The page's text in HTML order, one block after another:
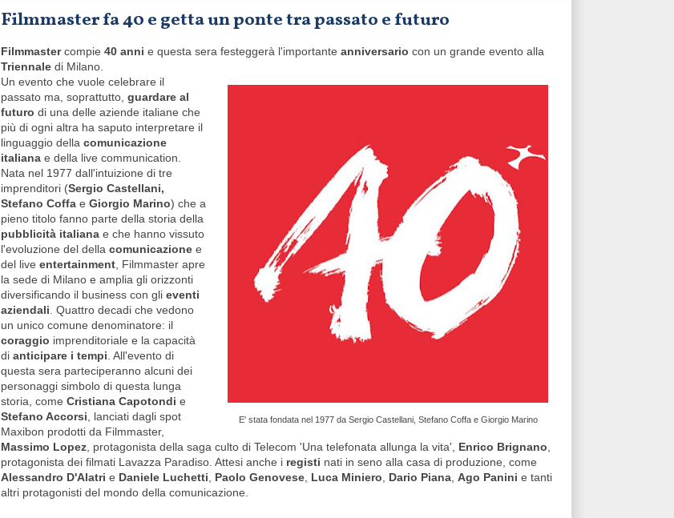
Filmmaster fa 40 e getta un ponte tra passato e futuro
Filmmastercompie 40 anni e questa sera festeggerà l'importante anniversario con un grande evento alla
Triennale di Milano.
E' stata fondata nel 1977 da Sergio Castellani, Stefano Coffa e Giorgio Marino
Un evento che vuole celebrare il
passato ma, soprattutto, guardare al
futuro di una delle aziende italiane che
più di ogni altra ha saputo interpretare il
linguaggio della comunicazione
italiana e della live communication.
Nata nel 1977 dall'intuizione di tre
imprenditori (Sergio Castellani,
Stefano Coffa e Giorgio Marino) che a
pieno titolo fanno parte della storia della
pubblicità italiana e che hanno vissuto
l'evoluzione del della comunicazione e
del live entertainment, Filmmaster apre
la sede di Milano e amplia gli orizzonti
diversificando il business con gli eventi
aziendali. Quattro decadi che vedono
un unico comune denominatore: il
coraggio imprenditoriale e la capacità
di anticipare i tempi. All'evento di
questa sera parteciperanno alcuni dei
personaggi simbolo di questa lunga
storia, come Cristiana Capotondi e
Stefano Accorsi, lanciati dagli spot
Maxibon prodotti da Filmmaster,
Massimo Lopez, protagonista della saga culto di Telecom 'Una telefonata allunga la vita', Enrico Brignano,
protagonista dei filmati Lavazza Paradiso. Attesi anche i registi nati in seno alla casa di produzione, come
Alessandro D'Alatri e Daniele Luchetti, Paolo Genovese, Luca Miniero, Dario Piana, Ago Panini e tanti
altri protagonisti del mondo della comunicazione.